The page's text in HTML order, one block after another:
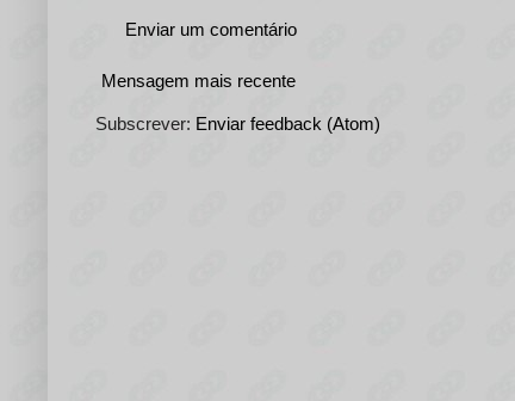
Enviar um comentário
Mensagem mais recente
Subscrever: Enviar feedback (Atom)